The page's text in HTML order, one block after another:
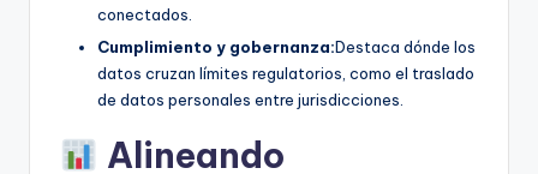
conectados.
Cumplimiento y gobernanza:Destaca dónde los
datos cruzan límites regulatorios, como el traslado
de datos personales entre jurisdicciones.
Alineando